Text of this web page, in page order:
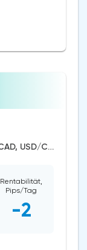
AUD/USD, EUR/USD, GBP/USD, USD/CAD, USD/CHF, USD/JPY, CAD/CHF, EUR/AUD, EUR/NZD, EUR/GBP, CAD/JPY, EUR/CHF, GBP/AUD, GBP/NZD, AUD/NZD, GBP/CHF, NZD/CHF, AUD/CHF, EUR/JPY, CHF/JPY, EUR/CAD, GBP/JPY, NZD/JPY, AUD/JPY, NZD/USD, GBP/CAD, NZD/CAD, AUD/CAD, Litecoin/USD, Ethereum/USD, Bitcoin/USD, XRP/USD, US Dollar Index, DAX, Nikkei 225, Dow Jones, NASDAQ 100, S&P 500, WTI Crude Oil, Natural Gas, Silver, Gold, Apple, Amazon, Tesla Motors, Wheat, Dogecoin
Rentabilität,
Pips/Tag
-2